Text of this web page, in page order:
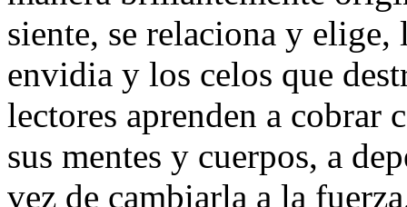
siente, se relaciona y
envidia y los celos que
lectores aprenden a cobrar
sus mentes y cuerpos, a
vez de cambiarla a la